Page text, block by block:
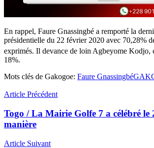
En rappel, Faure Gnassingbé a remporté la
présidentielle du 22 février 2020 avec 70,28%
exprimés. Il devance de loin Agbeyome Kodjo,
18%.
Mots clés de Gakogoe: Faure Gnassingbé
Article Précédent
Togo / La Mairie Golfe 7 a célébré le
manière
Article Suivant